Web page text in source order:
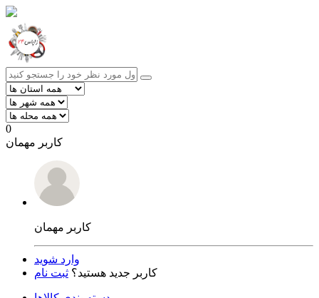
0
کاربر مهمان
کاربر مهمان
وارد شوید
کاربر جدید هستید؟ ثبت نام